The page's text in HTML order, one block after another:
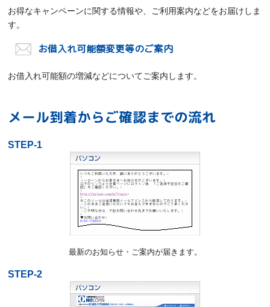
お得なキャンペーンに関する情報や、ご利用案内などをお届けしま
す。
お借入れ可能額変更等のご案内
お借入れ可能額の増減などについてご案内します。
メール到着からご確認までの流れ
STEP-1
最新のお知らせ・ご案内が届きます。
STEP-2